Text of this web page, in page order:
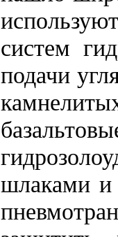
систем
подачи
шлаками и